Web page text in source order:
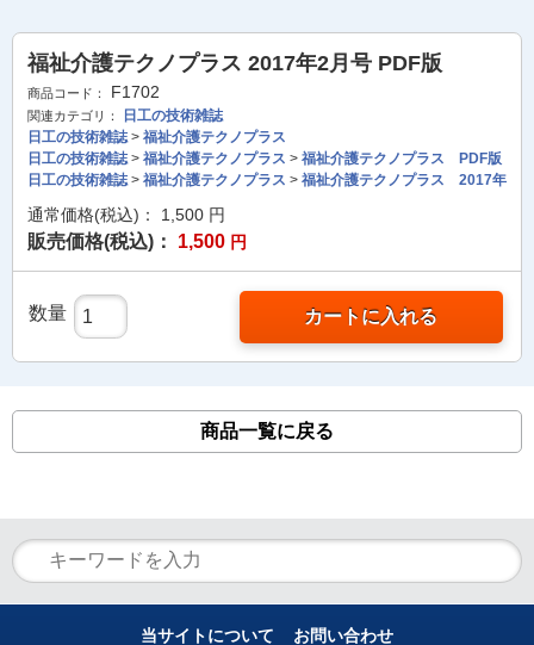
福祉介護テクノプラス 2017年2月号 PDF版
商品コード： F1702
関連カテゴリ：
日工の技術雑誌
日工の技術雑誌> 福祉介護テクノプラス
日工の技術雑誌> 福祉介護テクノプラス > 福祉介護テクノプラス PDF版
日工の技術雑誌> 福祉介護テクノプラス > 福祉介護テクノプラス 2017年
通常価格(税込)： 1,500 円
販売価格(税込)： 1,500 円
数量 カートに入れる
商品一覧に戻る
当サイトについて お問い合わせ